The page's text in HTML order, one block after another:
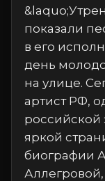
показали
в его
день
на улице.
артист РФ,
российской
яркой
биографии